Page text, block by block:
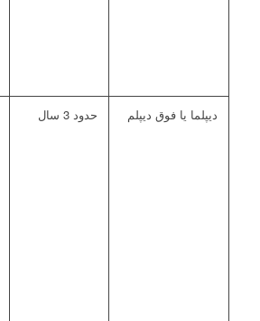
دیپلما یا فوق دیپلم حدود 3 سال